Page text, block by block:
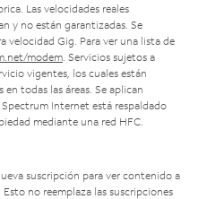
Las velocidades reales
y no están garantizadas. Se
velocidad Gig. Para ver una lista de
modem . Servicios sujetos a
vigentes, los cuales están
todas las áreas. Se aplican
Internet está respaldado
mediante una red HFC.
suscripción para ver contenido a
no reemplaza las suscripciones